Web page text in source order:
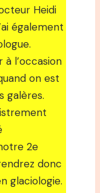
Heidi
également
à l’occasion
on est
galères.
2e
donc
glaciologie.